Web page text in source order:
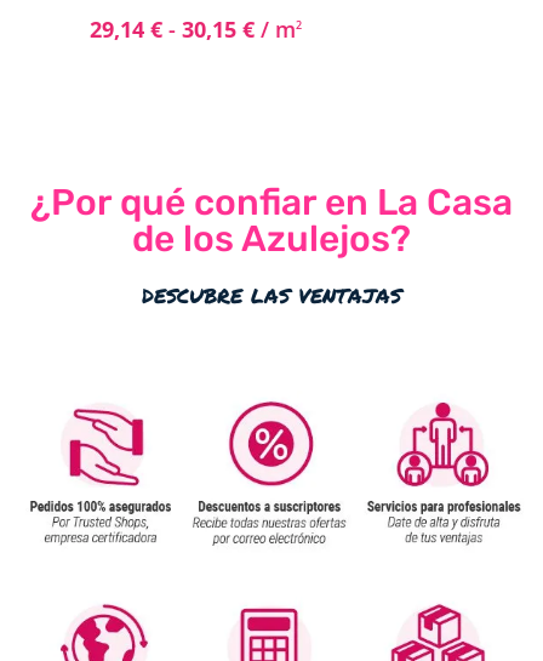
29,14 € - 30,15 € / m2
¿Por qué confiar en La Casa
de los Azulejos?
descubre las ventajas